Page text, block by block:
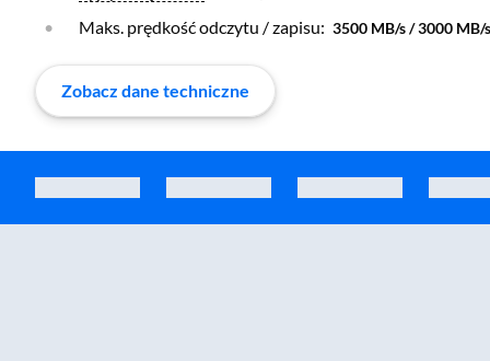
Maks. prędkość odczytu / zapisu: 3500 MB/s / 3000 MB/s
Zobacz dane techniczne